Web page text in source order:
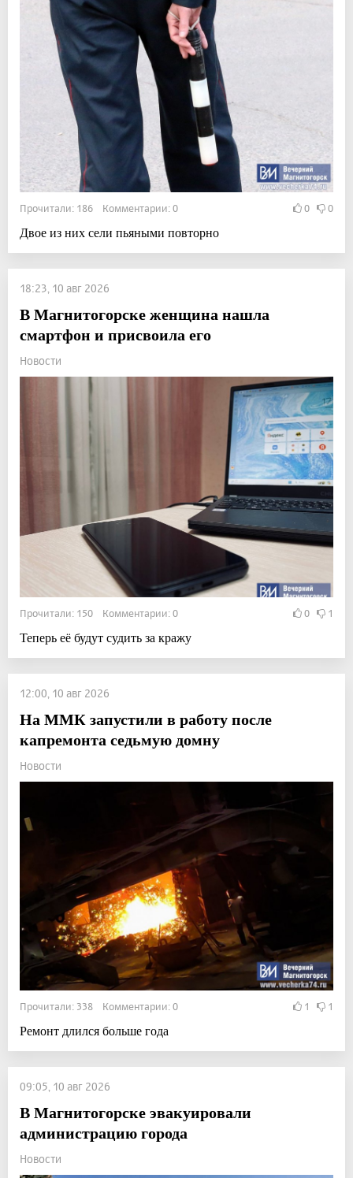
Прочитали: 186 Комментарии: 0 0 0
Двое из них сели пьяными повторно
18:23, 10 авг 2026
В Магнитогорске женщина нашла
смартфон и присвоила его
Новости
Прочитали: 150 Комментарии: 0 0 1
Теперь её будут судить за кражу
12:00, 10 авг 2026
На ММК запустили в работу после
капремонта седьмую домну
Новости
Прочитали: 338 Комментарии: 0 1 1
Ремонт длился больше года
09:05, 10 авг 2026
В Магнитогорске эвакуировали
администрацию города
Новости